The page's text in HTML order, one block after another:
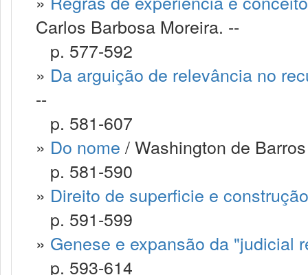
Carlos Barbosa Moreira. --
p. 577-592
» Da arguição de relevância no
--
p. 581-607
» Do nome / Washington de
p. 581-590
» Direito de superficie e
p. 591-599
» Genese e expansão da "judicial
p. 593-614